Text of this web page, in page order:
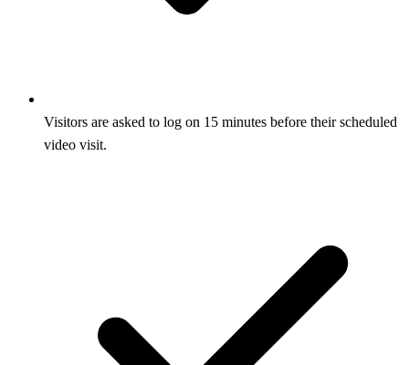
Visitors are asked to log on 15 minutes before their scheduled
video visit.